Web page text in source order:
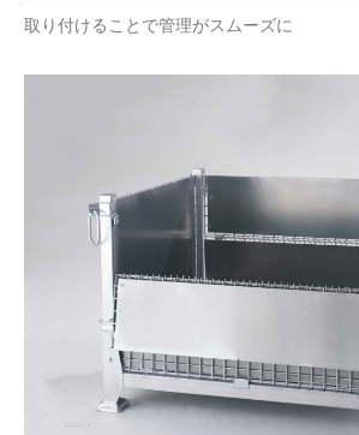
取り付けることで管理がスムーズに